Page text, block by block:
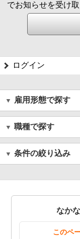
でお知らせを受け
ログイン
雇用形態で探す
職種で探す
条件の絞り込み
なか
このペ